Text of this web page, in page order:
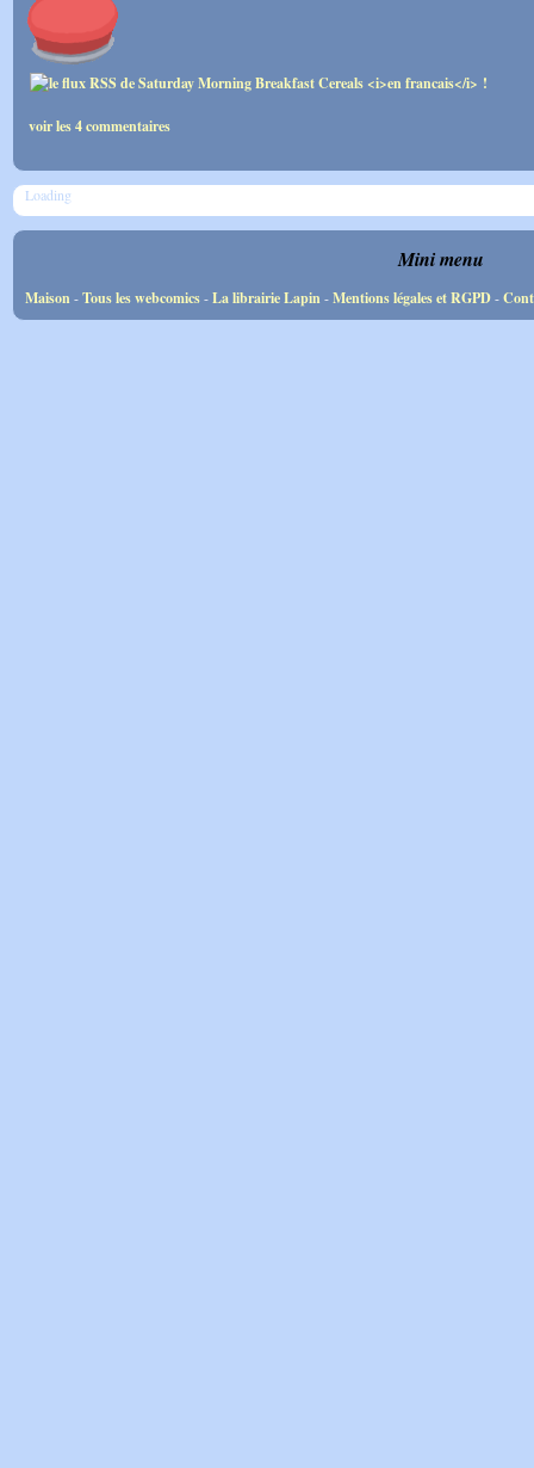
voir les 4 commentaires
Loading
Mini menu
Maison-Tous les webcomics-La librairie Lapin-Mentions légales et RGPD-